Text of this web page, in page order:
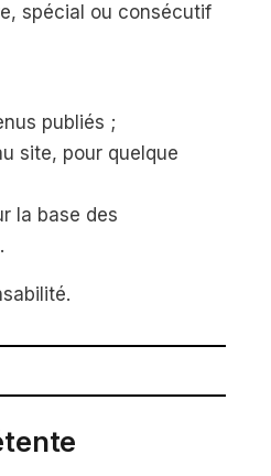
spécial ou consécutif
publiés ;
site, pour quelque
la base des